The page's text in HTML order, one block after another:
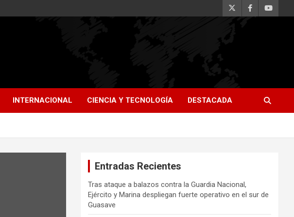
INTERNACIONAL CIENCIA Y TECNOLOGÍA DESTACADA
Entradas Recientes
Tras ataque a balazos contra la Guardia Nacional,
Ejército y Marina despliegan fuerte operativo en el sur de
Guasave